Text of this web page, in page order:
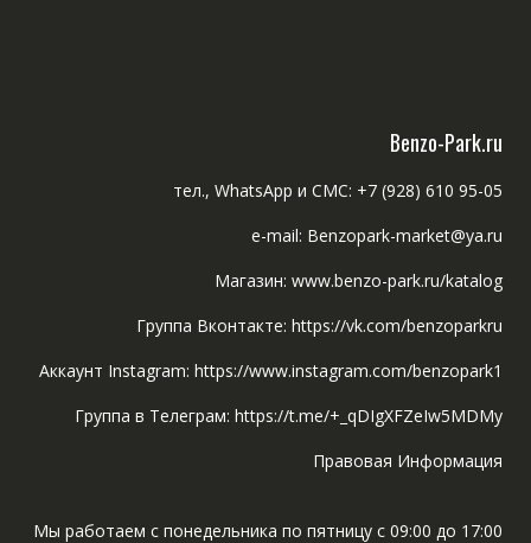
Benzo-Park.ru
тел., WhatsApp и СМС: +7 (928) 610 95-05
e-mail: Benzopark-market@ya.ru
Магазин: www.benzo-park.ru/katalog
Группа Вконтакте: https://vk.com/benzoparkru
Аккаунт Instagram: https://www.instagram.com/benzopark1
Группа в Телеграм: https://t.me/+_qDIgXFZeIw5MDMy
Правовая Информация
Мы работаем с понедельника по пятницу с 09:00 до 17:00